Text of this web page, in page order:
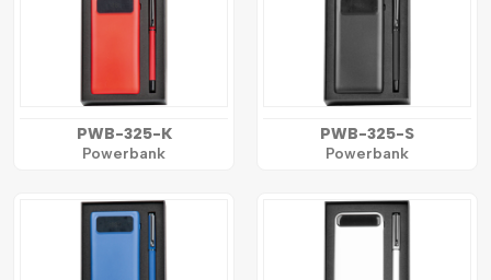
PWB-325-K
Powerbank
PWB-325-S
Powerbank